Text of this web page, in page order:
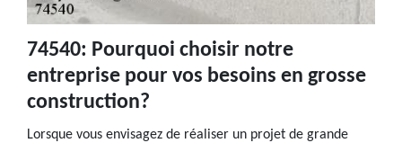
74540: Pourquoi choisir notre
entreprise pour vos besoins en grosse
construction?
Lorsque vous envisagez de réaliser un projet de grande